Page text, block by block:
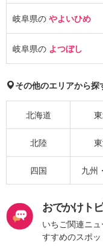
岐阜県の やよいひめ
岐阜県の よつぼし
その他のエリアから探
北海道
北陸
四国 九州
おでかけト
いちご関連ニ
すすめのスポ